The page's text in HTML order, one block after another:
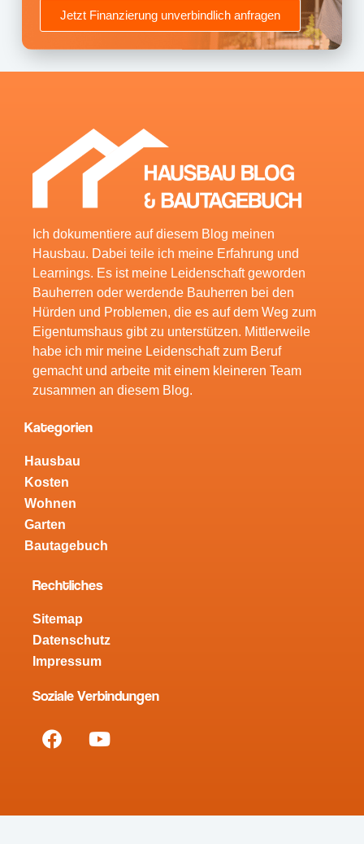
Jetzt Finanzierung unverbindlich anfragen
Ich dokumentiere auf diesem Blog meinen
Hausbau. Dabei teile ich meine Erfahrung und
Learnings. Es ist meine Leidenschaft geworden
Bauherren oder werdende Bauherren bei den
Hürden und Problemen, die es auf dem Weg zum
Eigentumshaus gibt zu unterstützen. Mittlerweile
habe ich mir meine Leidenschaft zum Beruf
gemacht und arbeite mit einem kleineren Team
zusammen an diesem Blog.
Kategorien
Hausbau
Kosten
Wohnen
Garten
Bautagebuch
Rechtliches
Sitemap
Datenschutz
Impressum
Soziale Verbindungen